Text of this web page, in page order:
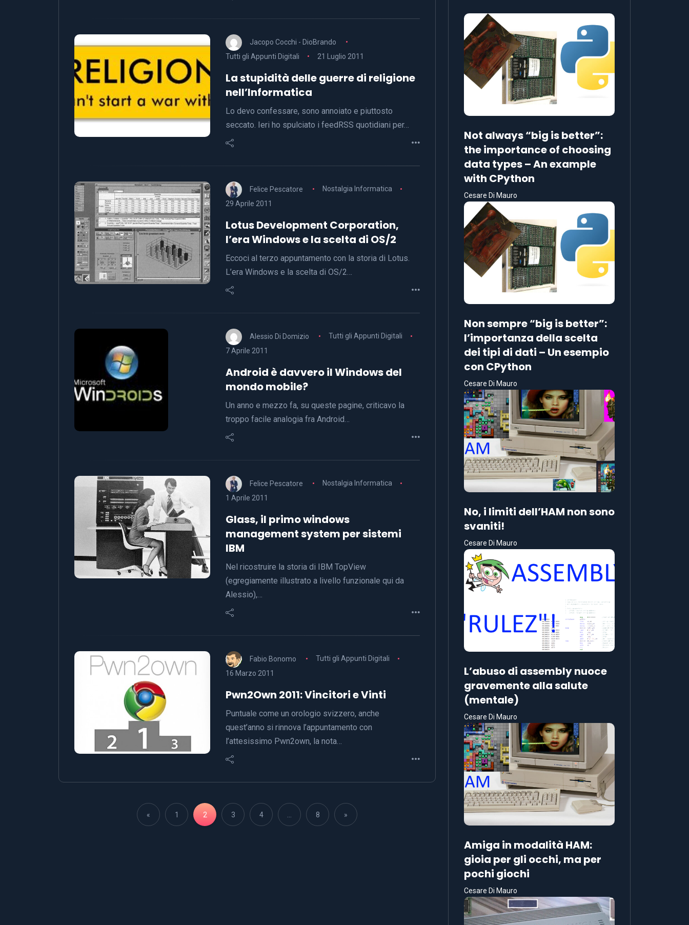
Jacopo Cocchi - DioBrando
Tutti gli Appunti Digitali
21 Luglio 2011
La stupidità delle guerre di religione
nell’Informatica
Lo devo confessare, sono annoiato e piuttosto
seccato. Ieri ho spulciato i feedRSS quotidiani per…
Felice Pescatore
Nostalgia Informatica
29 Aprile 2011
Lotus Development Corporation,
l’era Windows e la scelta di OS/2
Eccoci al terzo appuntamento con la storia di Lotus.
L’era Windows e la scelta di OS/2…
Alessio Di Domizio
Tutti gli Appunti Digitali
7 Aprile 2011
Android è davvero il Windows del
mondo mobile?
Un anno e mezzo fa, su queste pagine, criticavo la
troppo facile analogia fra Android…
Felice Pescatore
Nostalgia Informatica
1 Aprile 2011
Glass, il primo windows
management system per sistemi
IBM
Nel ricostruire la storia di IBM TopView
(egregiamente illustrato a livello funzionale qui da
Alessio),…
Fabio Bonomo
Tutti gli Appunti Digitali
16 Marzo 2011
Pwn2Own 2011: Vincitori e Vinti
Puntuale come un orologio svizzero, anche
quest’anno si rinnova l’appuntamento con
l’attesissimo Pwn2own, la nota…
« 1 2 3 4 8 »
Not always “big is better”:
the importance of choosing
data types – An example
with CPython
Cesare Di Mauro
Non sempre “big is better”:
l’importanza della scelta
dei tipi di dati – Un esempio
con CPython
Cesare Di Mauro
No, i limiti dell’HAM non sono
svaniti!
Cesare Di Mauro
L’abuso di assembly nuoce
gravemente alla salute
(mentale)
Cesare Di Mauro
Amiga in modalità HAM:
gioia per gli occhi, ma per
pochi giochi
Cesare Di Mauro